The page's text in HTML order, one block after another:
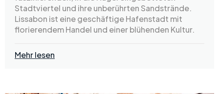
Stadtviertel und ihre unberührten Sandstrände.
Lissabon ist eine geschäftige Hafenstadt mit
florierendem Handel und einer blühenden Kultur.
Mehr lesen